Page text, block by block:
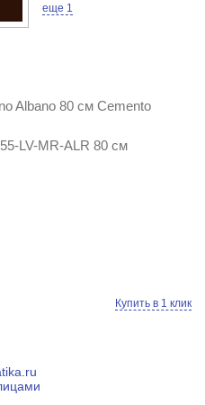
еще 1
Albano 80 см Cemento
LV-MR-ALR 80 см
Купить в 1 клик